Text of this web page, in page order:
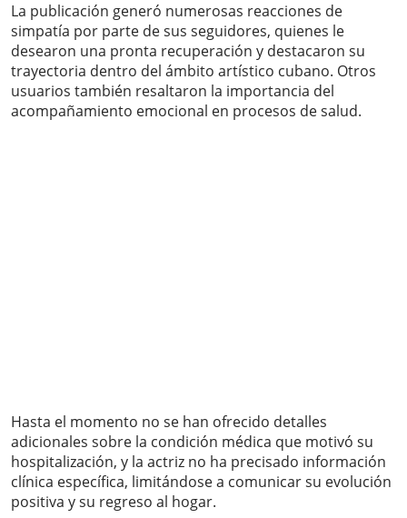
La publicación generó numerosas reacciones de
simpatía por parte de sus seguidores, quienes le
desearon una pronta recuperación y destacaron su
trayectoria dentro del ámbito artístico cubano. Otros
usuarios también resaltaron la importancia del
acompañamiento emocional en procesos de salud.
Hasta el momento no se han ofrecido detalles
adicionales sobre la condición médica que motivó su
hospitalización, y la actriz no ha precisado información
clínica específica, limitándose a comunicar su evolución
positiva y su regreso al hogar.